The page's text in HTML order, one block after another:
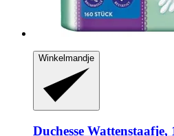
Winkelmandje
Duchesse Wattenstaafje,